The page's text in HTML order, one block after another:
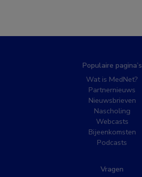
Populaire pagina’s
Wat is MedNet?
Partnernieuws
Nieuwsbrieven
Nascholing
Webcasts
Bijeenkomsten
Podcasts
Vragen